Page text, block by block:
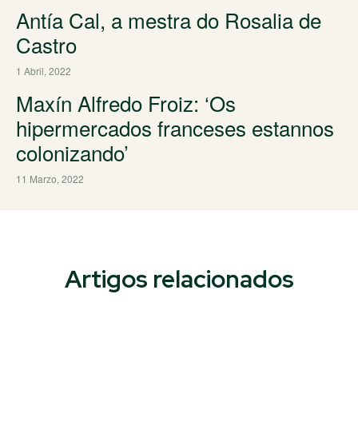
Antía Cal, a mestra do Rosalia de
Castro
1 Abril, 2022
Maxín Alfredo Froiz: ‘Os
hipermercados franceses estannos
colonizando’
11 Marzo, 2022
Artigos relacionados